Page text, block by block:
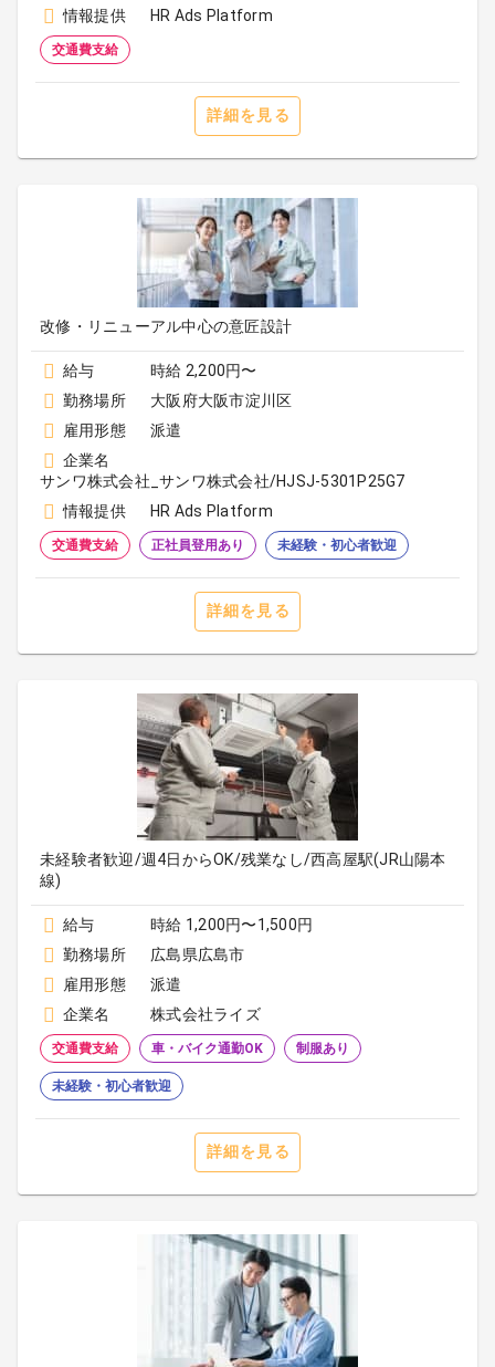
情報提供 HR Ads Platform
交通費支給
詳細を見る
改修・リニューアル中心の意匠設計
給与
時給 2,200円〜
勤務場所
大阪府大阪市淀川区
雇用形態
派遣
企業名
サンワ株式会社_サンワ株式会社/HJSJ-5301P25G7
情報提供
HR Ads Platform
交通費支給 正社員登用あり 未経験・初心者歓迎
詳細を見る
未経験者歓迎/週4日からOK/残業なし/西高屋駅(JR山陽本
線)
給与
時給 1,200円〜1,500円
勤務場所
広島県広島市
雇用形態
派遣
企業名
株式会社ライズ
交通費支給 車・バイク通勤OK 制服あり
未経験・初心者歓迎
詳細を見る